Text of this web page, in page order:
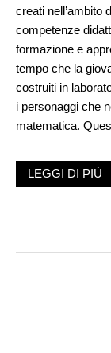
creati nell’ambito
competenze
formazione e
tempo che la
costruiti in
i personaggi che
matematica.
LEGGI DI PIÙ